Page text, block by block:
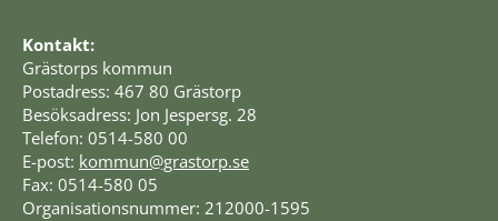
Kontakt:
Grästorps kommun
Postadress: 467 80 Grästorp
Besöksadress: Jon Jespersg. 28
Telefon: 0514-580 00
E-post: kommun@grastorp.se
Fax: 0514-580 05
Organisationsnummer: 212000-1595